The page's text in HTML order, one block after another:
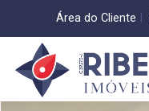
Área do Cliente